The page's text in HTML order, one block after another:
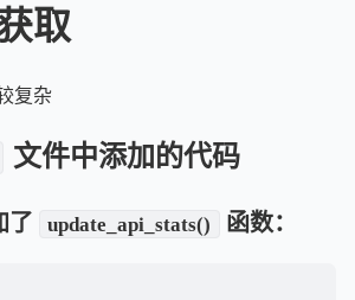
取
复杂
文件中添加的代码
了 update_api_stats() 函数：